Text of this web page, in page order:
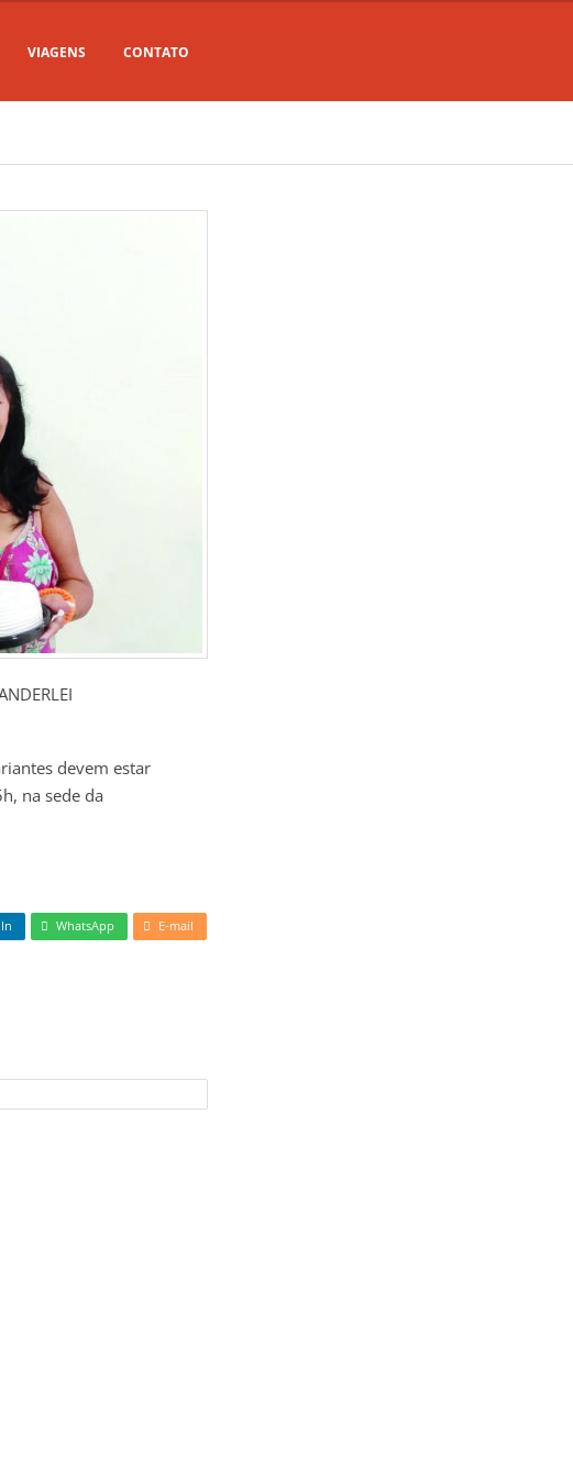
VIAGENS CONTATO
devem estar
na sede da
WhatsApp E-mail